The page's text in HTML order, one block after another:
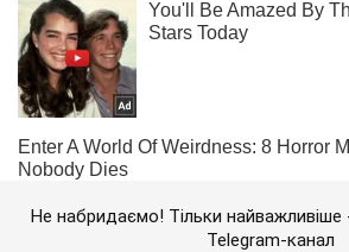
Не набридаємо! Тільки найважливіше
Telegram-канал